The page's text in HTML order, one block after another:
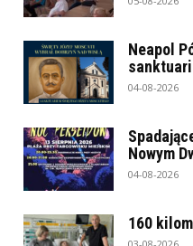
Neapol
04-08-2026
Nowym
04-08-2026
160